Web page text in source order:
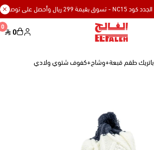
0 0
باتريك طقم قبعة+وشاح+كفوف شتوي ولادي